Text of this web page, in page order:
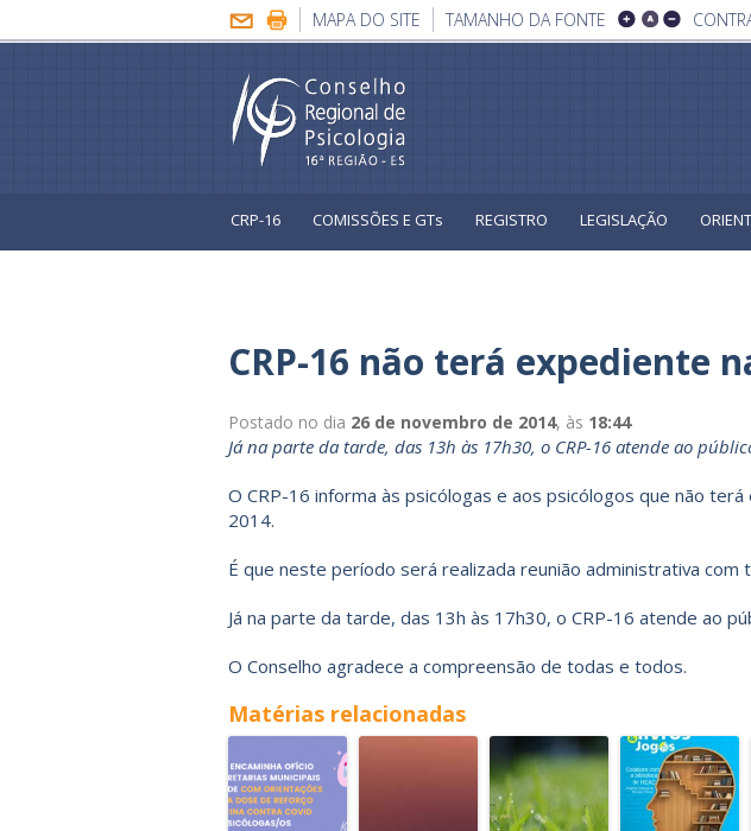
MAPA DO SITE TAMANHO DA FONTE
CRP-16 COMISSÕES E GTs REGISTRO LEGISLAÇÃO
CRP-16 não terá expediente
Postado no dia 26 de novembro de 2014, às 18:44
Já na parte da tarde, das 13h às 17h30, o CRP-16 atende ao
O CRP-16 informa às psicólogas e aos psicólogos que não
2014.
É que neste período será realizada reunião administrativa com
Já na parte da tarde, das 13h às 17h30, o CRP-16 atende ao
O Conselho agradece a compreensão de todas e todos.
Matérias relacionadas